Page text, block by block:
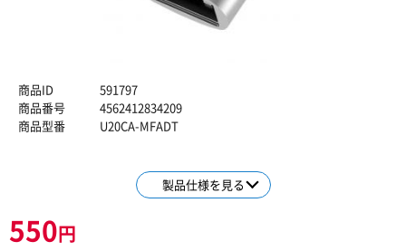
商品ID
591797
商品番号
4562412834209
商品型番
U20CA-MFADT
製品仕様を見る
550円